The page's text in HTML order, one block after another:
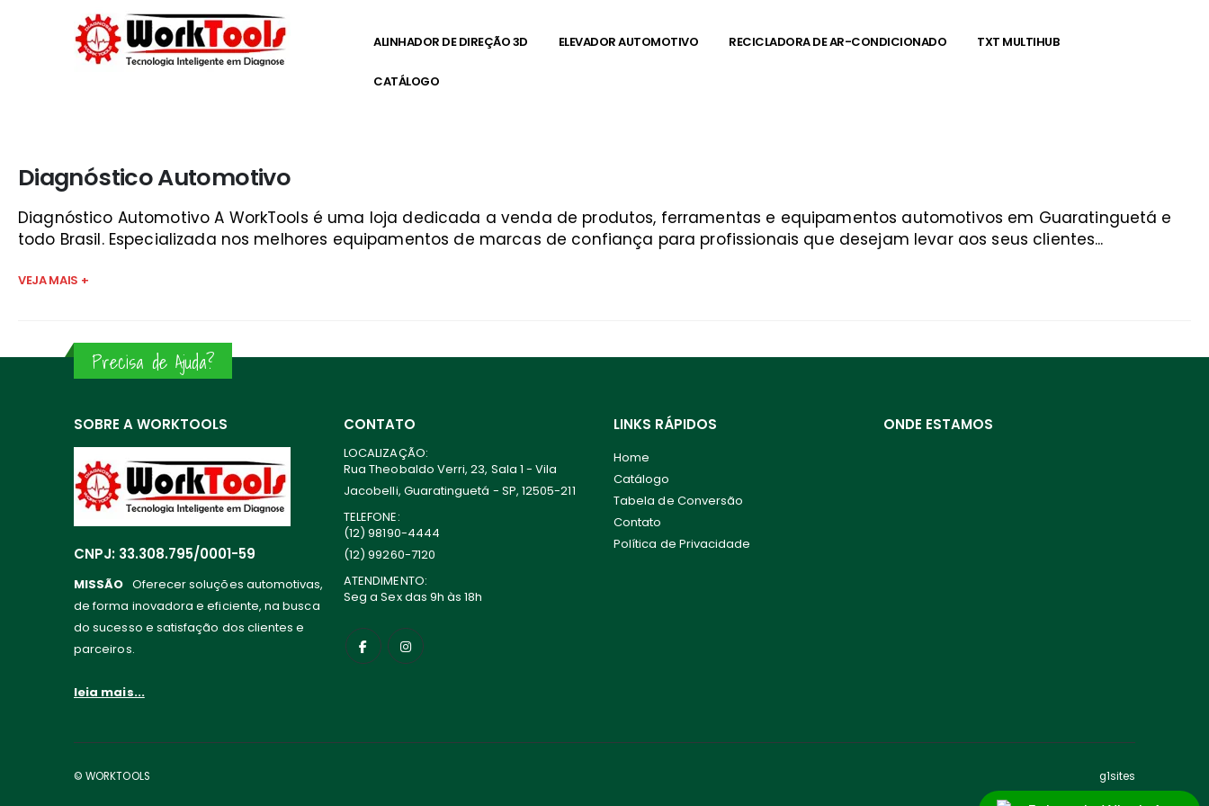
ALINHADOR DE DIREÇÃO 3D ELEVADOR AUTOMOTIVO RECICLADORA DE AR-CONDICIONADO TXT MULTIHUB
CATÁLOGO
Diagnóstico Automotivo
Diagnóstico Automotivo A WorkTools é uma loja dedicada a venda de produtos, ferramentas e equipamentos automotivos em Guaratinguetá e
todo Brasil. Especializada nos melhores equipamentos de marcas de confiança para profissionais que desejam levar aos seus clientes...
VEJA MAIS +
Precisa de Ajuda?
SOBRE A WORKTOOLS
CNPJ: 33.308.795/0001-59
MISSÃO Oferecer soluções automotivas,
de forma inovadora e eficiente, na busca
do sucesso e satisfação dos clientes e
parceiros.
leia mais...
CONTATO
LOCALIZAÇÃO:
Rua Theobaldo Verri, 23, Sala 1 - Vila
Jacobelli, Guaratinguetá - SP, 12505-211
TELEFONE:
(12) 98190-4444
(12) 99260-7120
ATENDIMENTO:
Seg a Sex das 9h às 18h
LINKS RÁPIDOS
Home
Catálogo
Tabela de Conversão
Contato
Política de Privacidade
ONDE ESTAMOS
© WORKTOOLS g1sites